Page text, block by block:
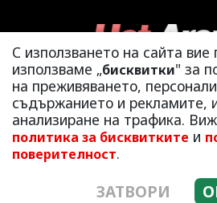
С използването на сайта
използваме „бисквитки" за
на преживяването,
съдържанието и рекламите,
анализиране на трафика.
политика за бисквитките и
поверителност.
ЗАТВОРИ